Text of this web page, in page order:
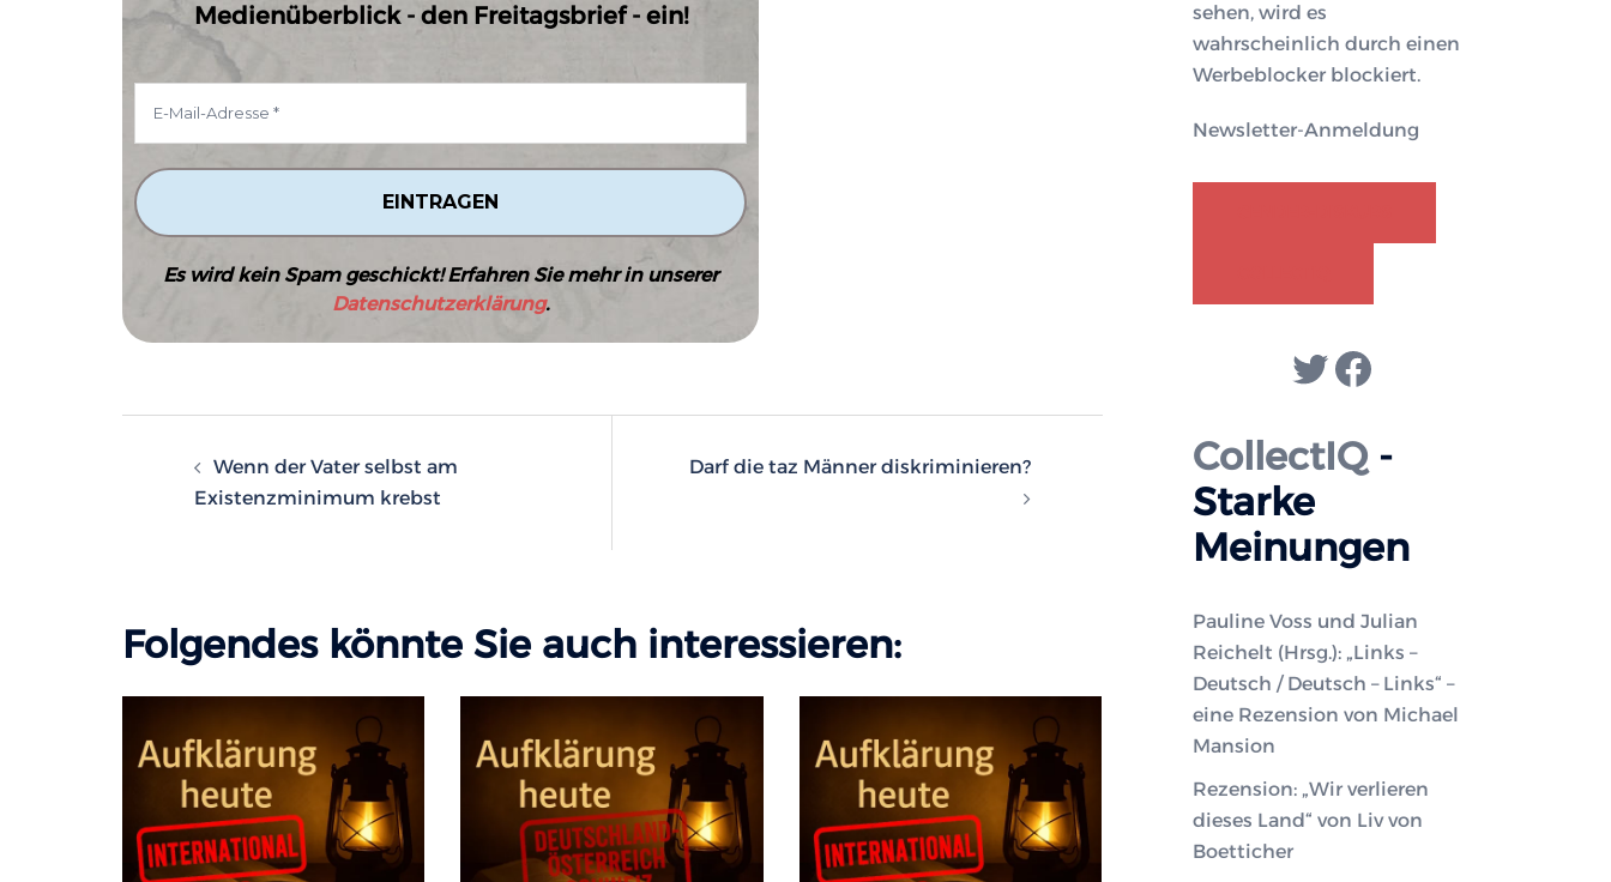
Medienüberblick - den Freitagsbrief - ein!
Es wird kein Spam geschickt! Erfahren Sie mehr in unserer
Datenschutzerklärung.
Wenn der Vater selbst am
Existenzminimum krebst
Darf die taz Männer diskriminieren?
Folgendes könnte Sie auch interessieren:
sehen, wird es
wahrscheinlich durch einen
Werbeblocker blockiert.
Newsletter-Anmeldung
Twitter
Facebook
CollectIQ-
Starke
Meinungen
Pauline Voss und Julian
Reichelt (Hrsg.): „Links –
Deutsch / Deutsch – Links“ –
eine Rezension von Michael
Mansion
Rezension: „Wir verlieren
dieses Land“ von Liv von
Boetticher